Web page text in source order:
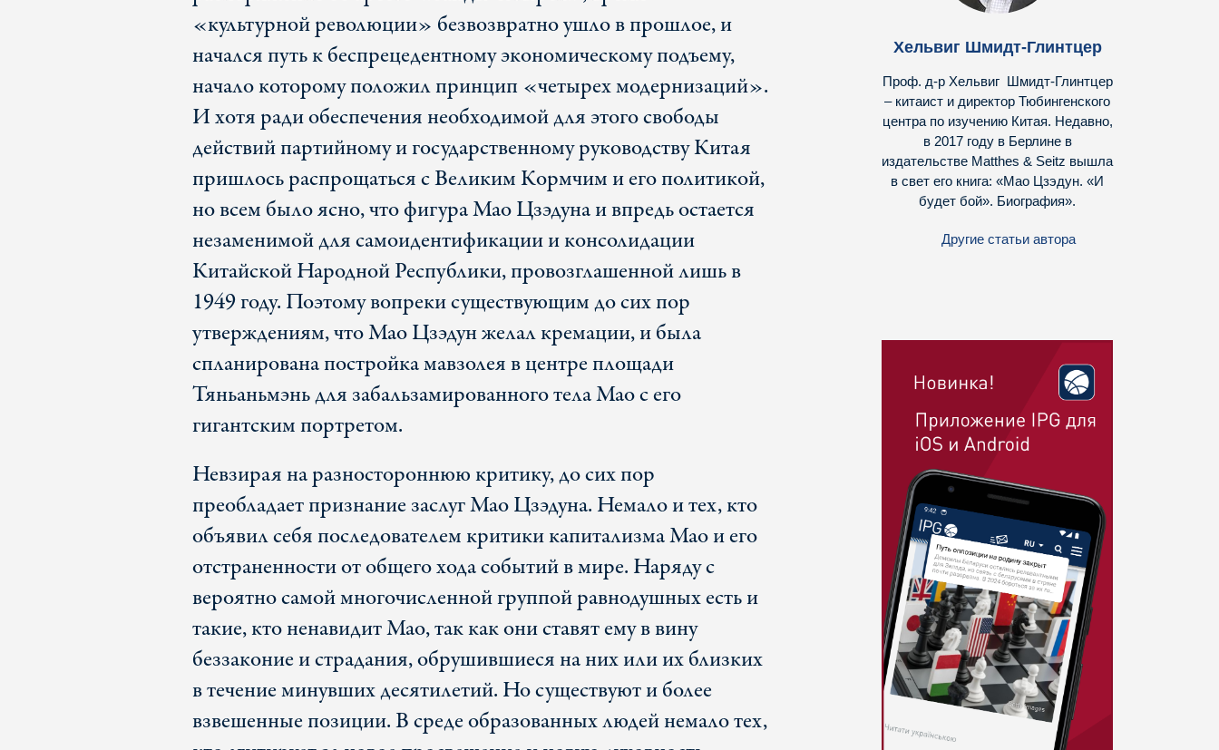
«культурной революции» безвозвратно ушло в прошлое, и
начался путь к беспрецедентному экономическому подъему,
начало которому положил принцип «четырех модернизаций».
И хотя ради обеспечения необходимой для этого свободы
действий партийному и государственному руководству Китая
пришлось распрощаться с Великим Кормчим и его политикой,
но всем было ясно, что фигура Мао Цзэдуна и впредь остается
незаменимой для самоидентификации и консолидации
Китайской Народной Республики, провозглашенной лишь в
1949 году. Поэтому вопреки существующим до сих пор
утверждениям, что Мао Цзэдун желал кремации, и была
спланирована постройка мавзолея в центре площади
Тяньаньмэнь для забальзамированного тела Мао с его
гигантским портретом.
Невзирая на разностороннюю критику, до сих пор
преобладает признание заслуг Мао Цзэдуна. Немало и тех, кто
объявил себя последователем критики капитализма Мао и его
отстраненности от общего хода событий в мире. Наряду с
вероятно самой многочисленной группой равнодушных есть и
такие, кто ненавидит Мао, так как они ставят ему в вину
беззаконие и страдания, обрушившиеся на них или их близких
в течение минувших десятилетий. Но существуют и более
взвешенные позиции. В среде образованных людей немало тех,
Хельвиг Шмидт-Глинтцер
Проф. д-р Хельвиг Шмидт-Глинтцер
– китаист и директор Тюбингенского
центра по изучению Китая. Недавно,
в 2017 году в Берлине в
издательстве Matthes & Seitz вышла
в свет его книга: «Мао Цзэдун. «И
будет бой». Биография».
Другие статьи автора